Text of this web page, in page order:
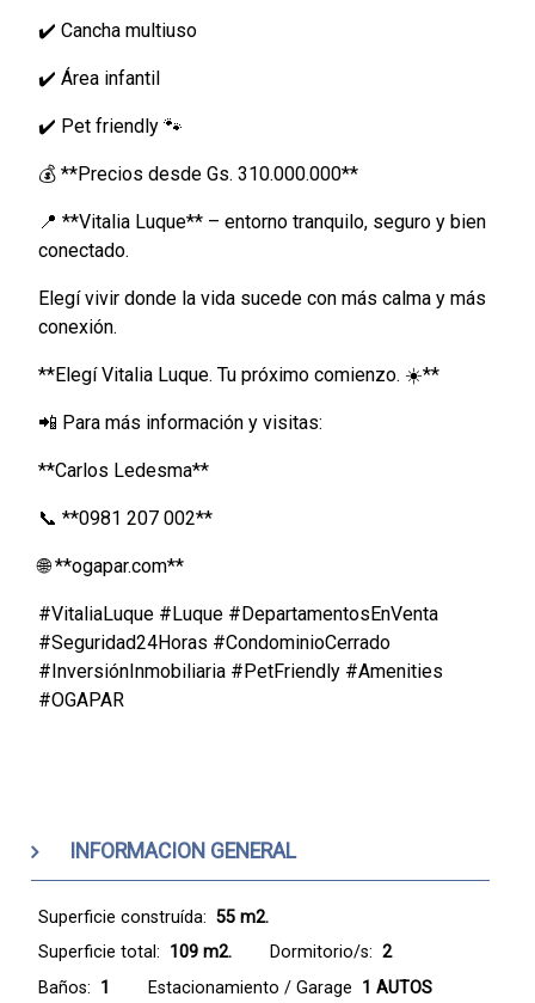
✔️ Cancha multiuso
✔️ Área infantil
✔️ Pet friendly 🐾
💰 **Precios desde Gs. 310.000.000**
📍 **Vitalia Luque** – entorno tranquilo, seguro y bien
conectado.
Elegí vivir donde la vida sucede con más calma y más
conexión.
**Elegí Vitalia Luque. Tu próximo comienzo. ☀️**
📲 Para más información y visitas:
**Carlos Ledesma**
📞 **0981 207 002**
🌐 **ogapar.com**
#VitaliaLuque #Luque #DepartamentosEnVenta
#Seguridad24Horas #CondominioCerrado
#InversiónInmobiliaria #PetFriendly #Amenities
#OGAPAR
INFORMACION GENERAL
Superficie construída: 55 m2.
Superficie total: 109 m2. Dormitorio/s: 2
Baños: 1 Estacionamiento / Garage 1 AUTOS